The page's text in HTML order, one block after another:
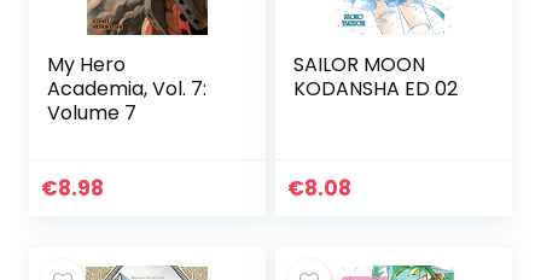
My Hero
Academia, Vol. 7:
Volume 7
€8.98
SAILOR MOON
KODANSHA ED 02
€8.08